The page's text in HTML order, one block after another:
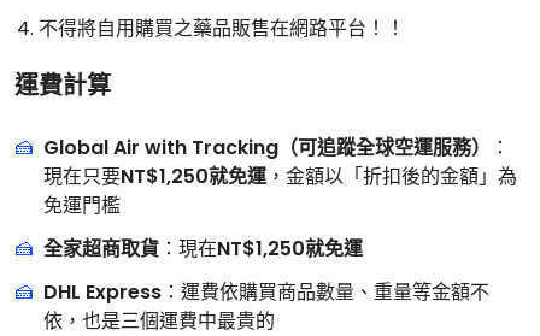
不得將自用購買之藥品販售在網路平台！！
運費計算
Global Air with Tracking（可追蹤全球空運服務）
：
現在只要NT$1,250就免運，金額以「折扣後的金額」為
免運門檻
全家超商取貨 ：現在NT$1,250就免運
DHL Express ：運費依購買商品數量、重量等金額不
依，也是三個運費中最貴的